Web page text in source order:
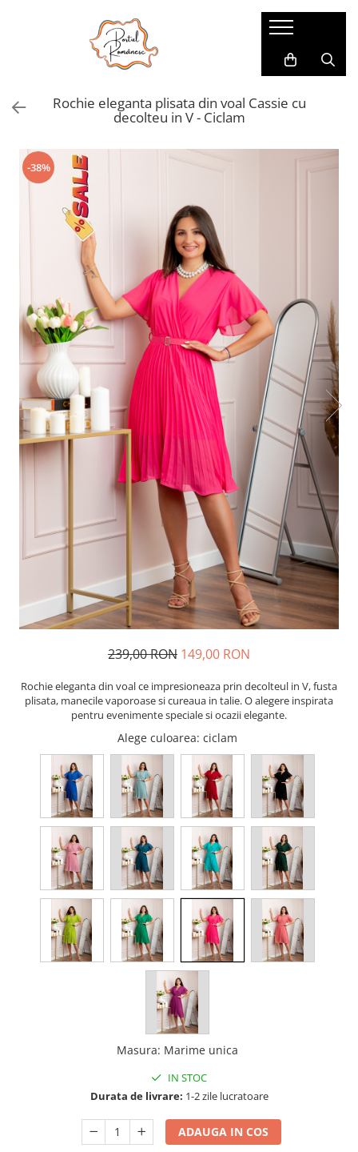
Pijamale Dama Marimi Mari
Pijamale Baieti
Pijamale Fetite
Imbracaminte copii
Imbracaminte Baieti
Rochie eleganta plisata din voal Cassie cu
decolteu in V - Ciclam
-38%
239,00 RON 149,00 RON
Rochie eleganta din voal ce impresioneaza prin decolteul in V, fusta
plisata, manecile vaporoase si cureaua in talie. O alegere inspirata
pentru evenimente speciale si ocazii elegante.
Alege culoarea: ciclam
Masura: Marime unica
IN STOC
Durata de livrare: 1-2 zile lucratoare
ADAUGA IN COS